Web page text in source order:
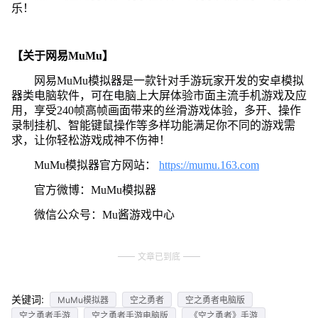
乐！
【关于网易MuMu】
网易MuMu模拟器是一款针对手游玩家开发的安卓模拟
器类电脑软件，可在电脑上大屏体验市面主流手机游戏及应
用，享受240帧高帧画面带来的丝滑游戏体验，多开、操作
录制挂机、智能键鼠操作等多样功能满足你不同的游戏需
求，让你轻松游戏成神不伤神！
MuMu模拟器官方网站： https://mumu.163.com
官方微博：MuMu模拟器
微信公众号：Mu酱游戏中心
文章已到底
关键词: MuMu模拟器 空之勇者
空之勇者电脑版
空之勇者手游
空之勇者手游电脑版 《空之勇者》手游